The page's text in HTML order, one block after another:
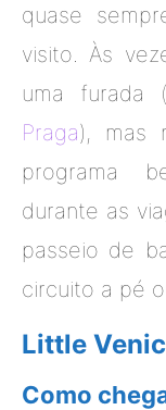
quase
visito. Às
uma furada
Praga), mas
programa
durante as
passeio de
circuito a pé
Little
Como